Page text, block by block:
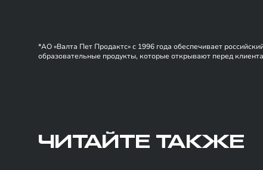
*АО «Валта Пет Продактс» с 1996 года обеспечивает
образовательные продукты, которые открывают перед
ЧИТАЙТЕ ТАКЖЕ